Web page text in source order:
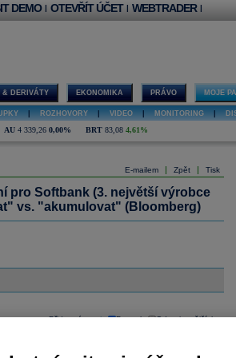
DEMO | OTEVŘÍT ÚČET | WEBTRADER |
& DERIVÁTY EKONOMIKA PRÁVO MOJE
ROZHOVORY VIDEO MONITORING
AU 4 339,26 0,00% BRT 83,08 4,61%
E-mailem | Zpět | Tisk
pro Softbank (3. největší výrobce
vs. "akumulovat" (Bloomberg)
Přidat názor | Pavouk Od nejnovějších